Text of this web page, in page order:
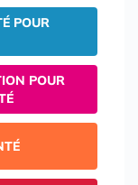
POUR
POUR